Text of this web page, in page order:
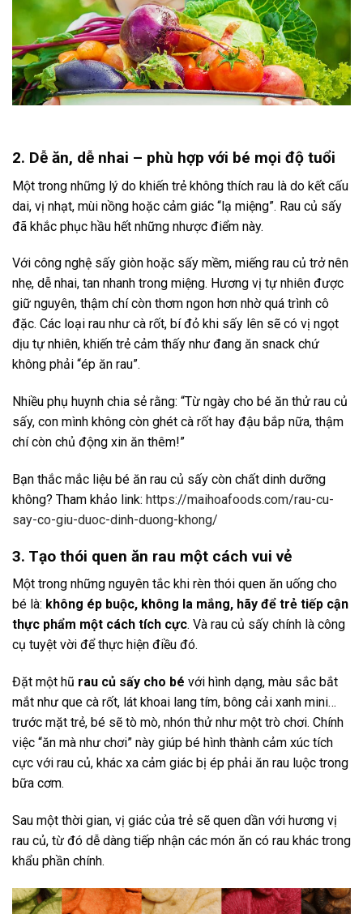
2. Dễ ăn, dễ nhai – phù hợp với bé mọi độ tuổi
Một trong những lý do khiến trẻ không thích rau là do kết cấu
dai, vị nhạt, mùi nồng hoặc cảm giác “lạ miệng”. Rau củ sấy
đã khắc phục hầu hết những nhược điểm này.
Với công nghệ sấy giòn hoặc sấy mềm, miếng rau củ trở nên
nhẹ, dễ nhai, tan nhanh trong miệng. Hương vị tự nhiên được
giữ nguyên, thậm chí còn thơm ngon hơn nhờ quá trình cô
đặc. Các loại rau như cà rốt, bí đỏ khi sấy lên sẽ có vị ngọt
dịu tự nhiên, khiến trẻ cảm thấy như đang ăn snack chứ
không phải “ép ăn rau”.
Nhiều phụ huynh chia sẻ rằng: “Từ ngày cho bé ăn thử rau củ
sấy, con mình không còn ghét cà rốt hay đậu bắp nữa, thậm
chí còn chủ động xin ăn thêm!”
Bạn thắc mắc liệu bé ăn rau củ sấy còn chất dinh dưỡng
không? Tham khảo link: https://maihoafoods.com/rau-cu-
say-co-giu-duoc-dinh-duong-khong/
3. Tạo thói quen ăn rau một cách vui vẻ
Một trong những nguyên tắc khi rèn thói quen ăn uống cho
bé là: không ép buộc, không la mắng, hãy để trẻ tiếp cận
thực phẩm một cách tích cực. Và rau củ sấy chính là công
cụ tuyệt vời để thực hiện điều đó.
Đặt một hũ rau củ sấy cho bé với hình dạng, màu sắc bắt
mắt như que cà rốt, lát khoai lang tím, bông cải xanh mini…
trước mặt trẻ, bé sẽ tò mò, nhón thử như một trò chơi. Chính
việc “ăn mà như chơi” này giúp bé hình thành cảm xúc tích
cực với rau củ, khác xa cảm giác bị ép phải ăn rau luộc trong
bữa cơm.
Sau một thời gian, vị giác của trẻ sẽ quen dần với hương vị
rau củ, từ đó dễ dàng tiếp nhận các món ăn có rau khác trong
khẩu phần chính.